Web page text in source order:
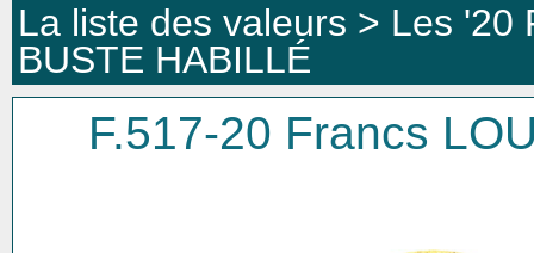
La liste des valeurs > Les '20
BUSTE HABILLÉ
F.517-20 Francs